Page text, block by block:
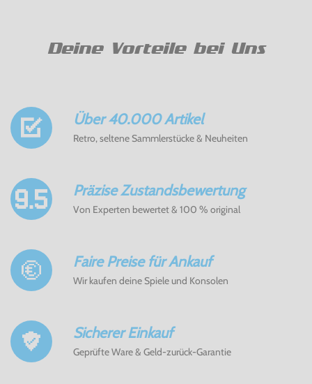
Deine Vorteile bei Uns
Über 40.000 Artikel
Retro, seltene Sammlerstücke & Neuheiten
Präzise Zustandsbewertung
Von Experten bewertet & 100 % original
Faire Preise für Ankauf
Wir kaufen deine Spiele und Konsolen
Sicherer Einkauf
Geprüfte Ware & Geld-zurück-Garantie